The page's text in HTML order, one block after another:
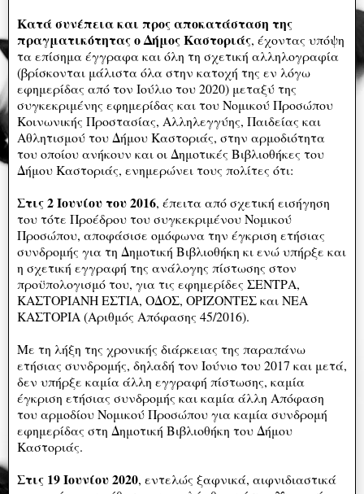
Κατά συνέπεια και προς αποκατάσταση της
πραγματικότητας ο Δήμος Καστοριάς, έχοντας υπόψη
τα επίσημα έγγραφα και όλη τη σχετική αλληλογραφία
(βρίσκονται μάλιστα όλα στην κατοχή της εν λόγω
εφημερίδας από τον Ιούλιο του 2020) μεταξύ της
συγκεκριμένης εφημερίδας και του Νομικού Προσώπου
Κοινωνικής Προστασίας, Αλληλεγγύης, Παιδείας και
Αθλητισμού του Δήμου Καστοριάς, στην αρμοδιότητα
του οποίου ανήκουν και οι Δημοτικές Βιβλιοθήκες του
Δήμου Καστοριάς, ενημερώνει τους πολίτες ότι:
Στις 2 Ιουνίου του 2016, έπειτα από σχετική εισήγηση
του τότε Προέδρου του συγκεκριμένου Νομικού
Προσώπου, αποφάσισε ομόφωνα την έγκριση ετήσιας
συνδρομής για τη Δημοτική Βιβλιοθήκη κι ενώ υπήρξε και
η σχετική εγγραφή της ανάλογης πίστωσης στον
προϋπολογισμό του, για τις εφημερίδες ΣΕΝΤΡΑ,
ΚΑΣΤΟΡΙΑΝΗ ΕΣΤΙΑ, ΟΔΟΣ, ΟΡΙΖΟΝΤΕΣ και ΝΕΑ
ΚΑΣΤΟΡΙΑ (Αριθμός Απόφασης 45/2016).
Με τη λήξη της χρονικής διάρκειας της παραπάνω
ετήσιας συνδρομής, δηλαδή τον Ιούνιο του 2017 και μετά,
δεν υπήρξε καμία άλλη εγγραφή πίστωσης, καμία
έγκριση ετήσιας συνδρομής και καμία άλλη Απόφαση
του αρμοδίου Νομικού Προσώπου για καμία συνδρομή
εφημερίδας στη Δημοτική Βιβλιοθήκη του Δήμου
Καστοριάς.
Στις 19 Ιουνίου 2020, εντελώς ξαφνικά, αιφνιδιαστικά